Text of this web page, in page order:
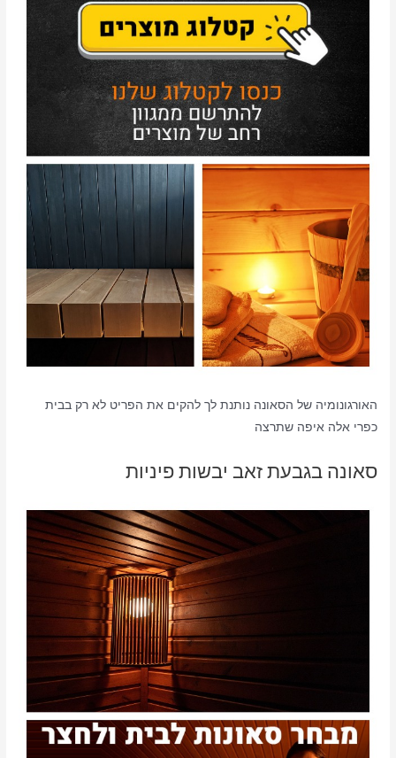
האורגונומיה של הסאונה נותנת לך להקים את הפריט לא רק בבית
כפרי אלה איפה שתרצה
סאונה בגבעת זאב יבשות פיניות